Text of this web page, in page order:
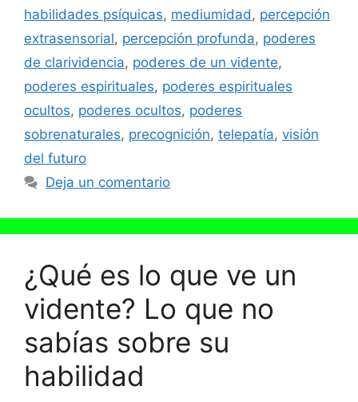
habilidades psíquicas, mediumidad, percepción
extrasensorial, percepción profunda, poderes
de clarividencia, poderes de un vidente,
poderes espirituales, poderes espirituales
ocultos, poderes ocultos, poderes
sobrenaturales, precognición, telepatía, visión
del futuro
Deja un comentario
¿Qué es lo que ve un
vidente? Lo que no
sabías sobre su
habilidad